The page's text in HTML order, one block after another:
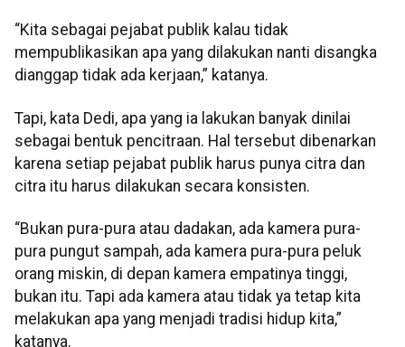
“Kita sebagai pejabat publik kalau tidak
mempublikasikan apa yang dilakukan nanti disangka
dianggap tidak ada kerjaan,” katanya.
Tapi, kata Dedi, apa yang ia lakukan banyak dinilai
sebagai bentuk pencitraan. Hal tersebut dibenarkan
karena setiap pejabat publik harus punya citra dan
citra itu harus dilakukan secara konsisten.
“Bukan pura-pura atau dadakan, ada kamera pura-
pura pungut sampah, ada kamera pura-pura peluk
orang miskin, di depan kamera empatinya tinggi,
bukan itu. Tapi ada kamera atau tidak ya tetap kita
melakukan apa yang menjadi tradisi hidup kita,”
katanya.